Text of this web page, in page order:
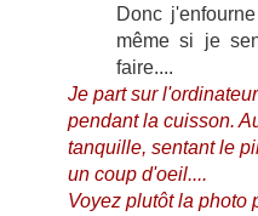
Donc
même si je
faire....
Je part sur
pendant la cuisson.
tanquille, sentant le
un coup d'oeil....
Voyez plutôt la photo